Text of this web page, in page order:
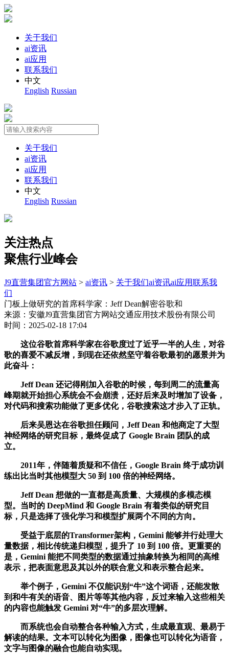
关于我们
ai资讯
ai应用
联系我们
中文
English Russian
关于我们
ai资讯
ai应用
联系我们
中文
English Russian
关注热点
聚焦行业峰会
J9直营集团官方网站 > ai资讯 > 关于我们ai资讯ai应用联系我
们
门板上做研究的首席科学家：Jeff Dean解密谷歌和
来源：安徽J9直营集团官方网站交通应用技术股份有限公司
时间：2025-02-18 17:04
这位谷歌首席科学家在谷歌度过了近乎一半的人生，对谷
歌的喜爱不减反增，到现在还依然坚守着谷歌最初的愿景并为
此奋斗：
Jeff Dean 还记得刚加入谷歌的时候，每到周二的流量高
峰期就开始担心系统会不会崩溃，还好后来及时增加了设备，
对代码和搜索功能做了更多优化，谷歌搜索这才步入了正轨。
后来吴恩达在谷歌担任顾问，Jeff Dean 和他商定了大型
神经网络的研究目标，最终促成了 Google Brain 团队的成
立。
2011年，伴随着质疑和不信任，Google Brain 终于成功训
练出比当时其他模型大 50 到 100 倍的神经网络。
Jeff Dean 想做的一直都是高质量、大规模的多模态模
型。当时的 DeepMind 和 Google Brain 有着类似的研究目
标，只是选择了强化学习和模型扩展两个不同的方向。
受益于底层的Transformer架构，Gemini 能够并行处理大
量数据，相比传统递归模型，提升了 10 到 100 倍。更重要的
是，Gemini 能把不同类型的数据通过抽象转换为相同的高维
表示，把表面意思及其以外的联合意义和表示整合起来。
举个例子，Gemini 不仅能识别“牛”这个词语，还能发散
到和牛有关的语音、图片等等其他内容，反过来输入这些相关
的内容也能触发 Gemini 对“牛”的多层次理解。
而系统也会自动整合各种输入方式，生成最直观、最易于
解读的结果。文本可以转化为图像，图像也可以转化为语音，
文字与图像的融合也能自动实现。